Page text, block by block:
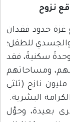
غزة حدود فقدان
للطفل؛
فمع تضرر وتدمير ما لا يقل عن 320,622 وحدةً سكنيةً، فقد
ومساحاتهم
الآمنة، ليجدوا أنفسهم قسراً ضمن 1.4 مليون نازح (ثلثي
البشرية.
بعيدة، وحوَّل